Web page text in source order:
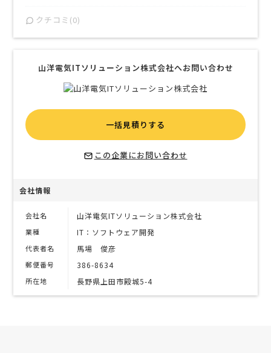
クチコミ(0)
山洋電気ITソリューション株式会社へお問い合わせ
一括見積りする
この企業にお問い合わせ
会社情報
会社名 山洋電気ITソリューション株式会社
業種 IT：ソフトウェア開発
代表者名 馬場 俊彦
郵便番号 386-8634
所在地 長野県上田市殿城5-4